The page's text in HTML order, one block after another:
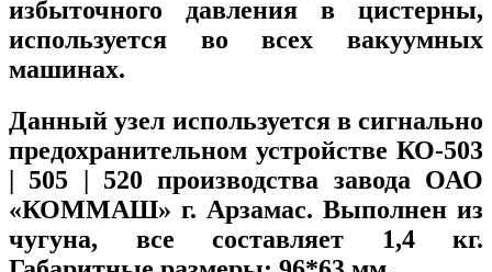
избыточного давления в цистерны,
используется во всех вакуумных
машинах.
Данный узел используется в сигнально
предохранительном устройстве КО-503
| 505 | 520производства завода ОАО
«КОММАШ» г. Арзамас. Выполнен из
чугуна, все составляет 1,4 кг.